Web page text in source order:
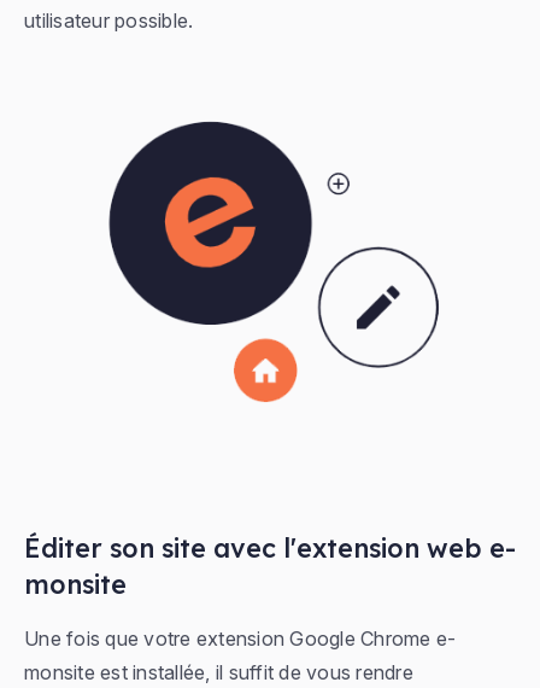
utilisateur possible.
Éditer son site avec l'extension web e-
monsite
Une fois que votre extension Google Chrome e-
monsite est installée, il suffit de vous rendre